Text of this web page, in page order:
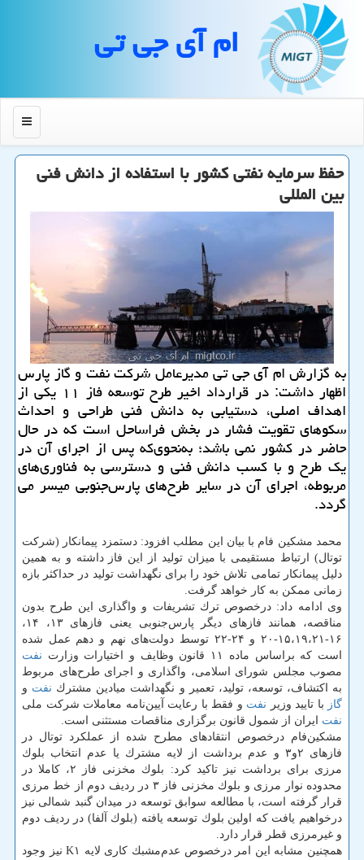
ام آی جی تی
منو
حفظ سرمایه نفتی كشور با استفاده از دانش فنی
بین المللی
به گزارش ام آی جی تی مدیرعامل شركت نفت و گاز پارس
اظهار داشت: در قرارداد اخیر طرح توسعه فاز ۱۱ یكی از
اهداف اصلی، دستیابی به دانش ‌فنی طراحی و احداث
سكوهای تقویت فشار در بخش فراساحل است كه در حال
حاضر در كشور نمی باشد؛ به‌نحوی‌كه پس از اجرای آن در
یك طرح و با كسب دانش فنی و دسترسی به فناوری‌های
مربوطه، اجرای آن در سایر طرح‌های پارس‌جنوبی میسر می
گردد.
محمد مشكین فام با بیان این مطلب افزود: دستمزد پیمانكار (شركت
توتال) ارتباط مستقیمی با میزان تولید از این فاز داشته و به همین
دلیل پیمانكار تمامی تلاش خود را برای نگهداشت تولید در حداكثر بازه
زمانی ممكن به كار خواهد گرفت.
وی ادامه داد: درخصوص ترك تشریفات و واگذاری این طرح بدون
مناقصه، همانند فازهای دیگر پارس‌جنوبی یعنی فازهای ۱۳، ۱۴،
۱۶-۱۵،۱۹،۲۱-۲۰ و ۲۴-۲۲ توسط دولت‌های نهم و دهم عمل شده
است كه براساس ماده ۱۱ قانون وظایف و اختیارات وزارت
نفت
مصوب مجلس شورای اسلامی، واگذاری و اجرای طرح‌های مربوط
به اكتشاف، توسعه، تولید، تعمیر و نگهداشت میادین مشترك نفت و
گاز با تایید وزیر نفت و فقط با رعایت آیین‌نامه معاملات شركت ملی
نفت ایران از شمول قانون برگزاری مناقصات مستثنی است.
مشكین‌فام درخصوص انتقادهای مطرح شده از عملكرد توتال در
فازهای ۲و۳ و عدم برداشت از لایه مشترك یا عدم انتخاب بلوك
مرزی برای برداشت نیز تاكید كرد: بلوك مخزنی فاز ۲، كاملا در
محدوده نوار مرزی و بلوك مخزنی فاز ۳ در ردیف دوم از خط مرزی
قرار گرفته است، با مطالعه سوابق توسعه در میدان گنبد شمالی نیز
درخواهیم یافت كه اولین بلوك توسعه یافته (بلوك آلفا) در ردیف دوم
و غیر‌مرزی قطر قرار دارد.
همچنین مشابه این امر درخصوص عدم‌مشبك كاری لایه K۱ نیز وجود